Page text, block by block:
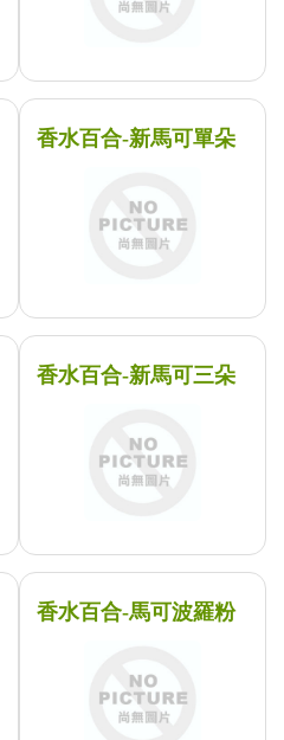
香水百合-新馬可單朵
香水百合-新馬可三朵
香水百合-馬可波羅粉